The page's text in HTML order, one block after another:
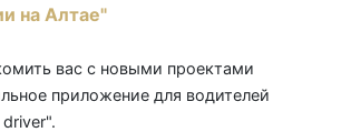
на Алтае"
вас с новыми проектами
приложение для водителей